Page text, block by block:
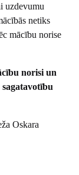
uzdevumu
netiks
mācību norise
norisi un
Oskara